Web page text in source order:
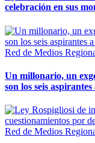
celebración en sus
Red de Medios
Un millonario, un
son los seis
Red de Medios